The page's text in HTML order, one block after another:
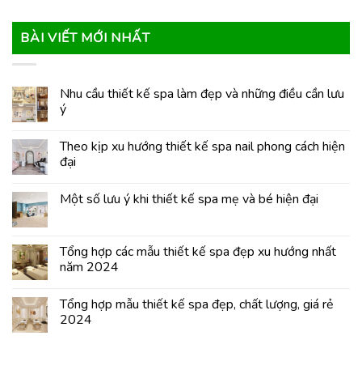
BÀI VIẾT MỚI NHẤT
Nhu cầu thiết kế spa làm đẹp và những điều cần lưu
ý
Theo kịp xu hướng thiết kế spa nail phong cách hiện
đại
Một số lưu ý khi thiết kế spa mẹ và bé hiện đại
Tổng hợp các mẫu thiết kế spa đẹp xu hướng nhất
năm 2024
Tổng hợp mẫu thiết kế spa đẹp, chất lượng, giá rẻ
2024